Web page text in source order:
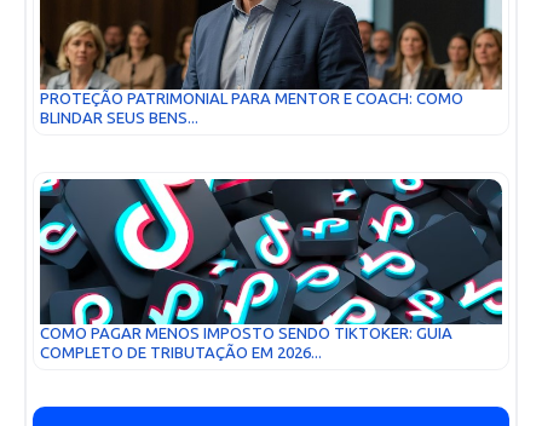
PROTEÇÃO PATRIMONIAL PARA MENTOR E COACH: COMO
BLINDAR SEUS BENS...
COMO PAGAR MENOS IMPOSTO SENDO TIKTOKER: GUIA
COMPLETO DE TRIBUTAÇÃO EM 2026...